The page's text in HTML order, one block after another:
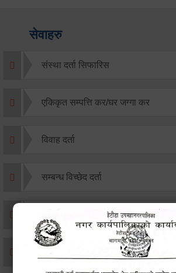
सेवाहरु
संस्था दर्ता सिफारिस
एकिकृत सम्पत्ति कर/घर जग्गा कर
विवाह दर्ता
सम्बन्ध विच्छेद दर्ता
बसाइ-सराई जाने/आउने दर्ता
मृत्यू दर्ता